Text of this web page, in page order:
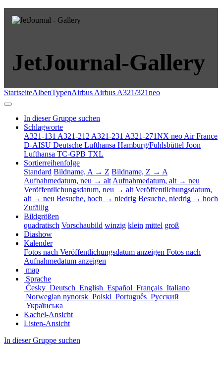
JetJournal-Gallery
StartseiteAlbenTypenAirbus Airbus A321/321neo
In dieser Gruppe suchen
Schlagworte
A321-131 A321-212 A321-231 A321-271NX neo Air France
D-AISU Deutsche Lufthansa Hamburg/Fuhlsbüttel Joon
Lufthansa TC-GPB TXL
Sortierreihenfolge
Standard Bildname, A → Z Bildname, Z → A
Aufnahmedatum, neu → alt Aufnahmedatum, alt → neu
Veröffentlichungsdatum, neu → alt Veröffentlichungsdatum,
alt → neu Besuche, hoch → niedrig Besuche, niedrig → hoch
Zufällig
Bildgrößen
quadratisch Vorschaubild winzig klein mittel groß
Diashow
Kalender
Fotos nach Veröffentlichungsdatum anzeigen Fotos nach
Aufnahmedatum anzeigen
map
Sprache
Česky Deutsch English Español Français Italiano
Norwegian nynorsk Polski Português Русский
Українська
Kachel-Ansicht
Listen-Ansicht
In dieser Gruppe suchen